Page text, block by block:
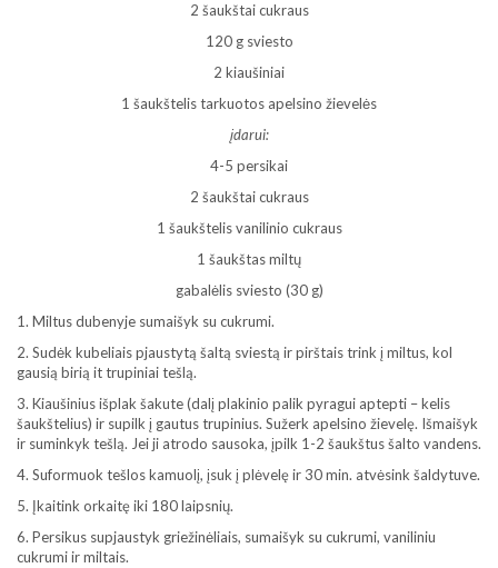
2 šaukštai cukraus
120 g sviesto
2 kiaušiniai
1 šaukštelis tarkuotos apelsino žievelės
įdarui:
4-5 persikai
2 šaukštai cukraus
1 šaukštelis vanilinio cukraus
1 šaukštas miltų
gabalėlis sviesto (30 g)
1. Miltus dubenyje sumaišyk su cukrumi.
2. Sudėk kubeliais pjaustytą šaltą sviestą ir pirštais trink į miltus, kol
gausią birią it trupiniai tešlą.
3. Kiaušinius išplak šakute (dalį plakinio palik pyragui aptepti – kelis
šaukštelius) ir supilk į gautus trupinius. Sužerk apelsino žievelę. Išmaišyk
ir suminkyk tešlą. Jei ji atrodo sausoka, įpilk 1-2 šaukštus šalto vandens.
4. Suformuok tešlos kamuolį, įsuk į plėvelę ir 30 min. atvėsink šaldytuve.
5. Įkaitink orkaitę iki 180 laipsnių.
6. Persikus supjaustyk griežinėliais, sumaišyk su cukrumi, vaniliniu
cukrumi ir miltais.